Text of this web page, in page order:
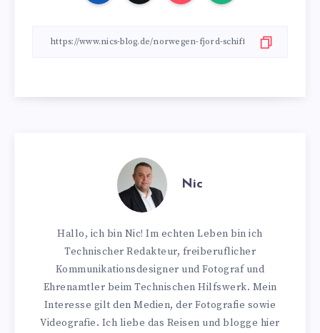
Nic
Hallo, ich bin Nic! Im echten Leben bin ich
Technischer Redakteur, freiberuflicher
Kommunikationsdesigner und Fotograf und
Ehrenamtler beim Technischen Hilfswerk. Mein
Interesse gilt den Medien, der Fotografie sowie
Videografie. Ich liebe das Reisen und blogge hier